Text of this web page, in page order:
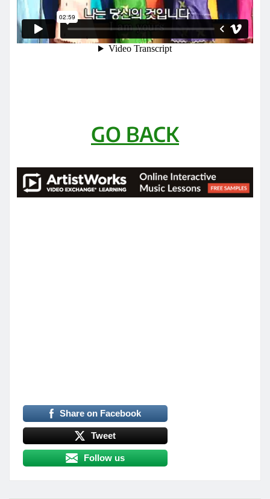
GO BACK
Share on Facebook
Tweet
Follow us